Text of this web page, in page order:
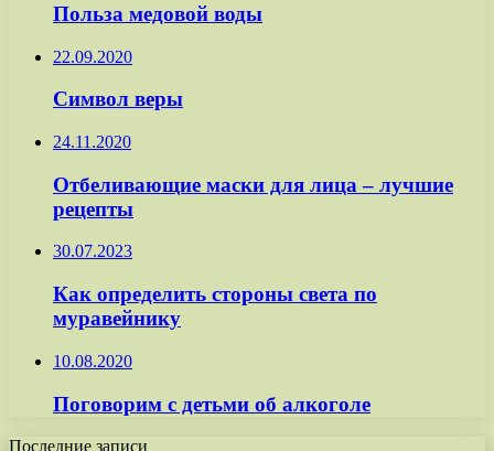
Польза медовой воды
22.09.2020
Символ веры
24.11.2020
Отбеливающие маски для лица – лучшие
рецепты
30.07.2023
Как определить стороны света по
муравейнику
10.08.2020
Поговорим с детьми об алкоголе
Последние записи